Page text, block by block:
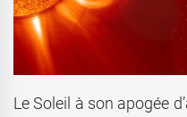
Le Soleil à son apogée